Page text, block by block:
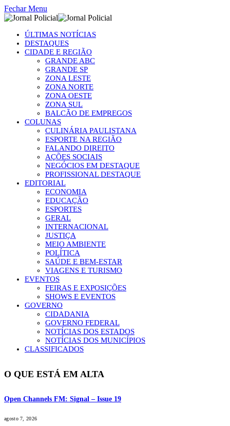
Fechar Menu
ÚLTIMAS NOTÍCIAS
DESTAQUES
CIDADE E REGIÃO
GRANDE ABC
GRANDE SP
ZONA LESTE
ZONA NORTE
ZONA OESTE
ZONA SUL
BALCÃO DE EMPREGOS
COLUNAS
CULINÁRIA PAULISTANA
ESPORTE NA REGIÃO
FALANDO DIREITO
AÇÕES SOCIAIS
NEGÓCIOS EM DESTAQUE
PROFISSIONAL DESTAQUE
EDITORIAL
ECONOMIA
EDUCAÇÃO
ESPORTES
GERAL
INTERNACIONAL
JUSTIÇA
MEIO AMBIENTE
POLÍTICA
SAÚDE E BEM-ESTAR
VIAGENS E TURISMO
EVENTOS
FEIRAS E EXPOSIÇÕES
SHOWS E EVENTOS
GOVERNO
CIDADANIA
GOVERNO FEDERAL
NOTÍCIAS DOS ESTADOS
NOTÍCIAS DOS MUNICÍPIOS
CLASSIFICADOS
O QUE ESTÁ EM ALTA
Open Channels FM: Signal – Issue 19
agosto 7, 2026